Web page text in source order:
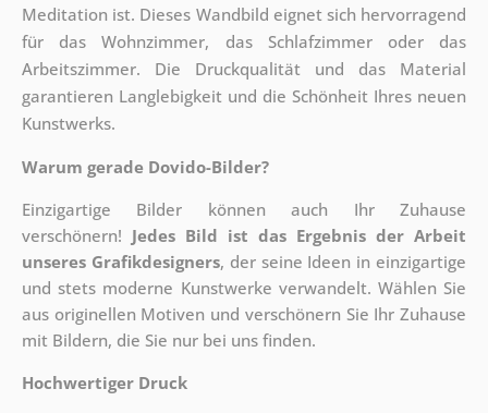
Meditation ist. Dieses Wandbild eignet sich hervorragend
für das Wohnzimmer, das Schlafzimmer oder das
Arbeitszimmer. Die Druckqualität und das Material
garantieren Langlebigkeit und die Schönheit Ihres neuen
Kunstwerks.
Warum gerade Dovido-Bilder?
Einzigartige Bilder können auch Ihr Zuhause
verschönern! Jedes Bild ist das Ergebnis der Arbeit
unseres Grafikdesigners, der seine Ideen in einzigartige
und stets moderne Kunstwerke verwandelt. Wählen Sie
aus originellen Motiven und verschönern Sie Ihr Zuhause
mit Bildern, die Sie nur bei uns finden.
Hochwertiger Druck